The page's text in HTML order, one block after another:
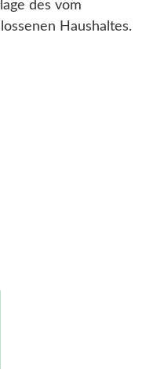
des vom
Haushaltes.